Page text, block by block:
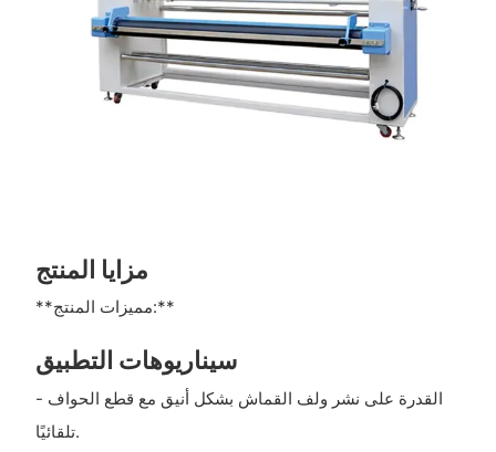
مزايا المنتج
**مميزات المنتج:**
سيناريوهات التطبيق
- القدرة على نشر ولف القماش بشكل أنيق مع قطع الحواف
تلقائيًا.